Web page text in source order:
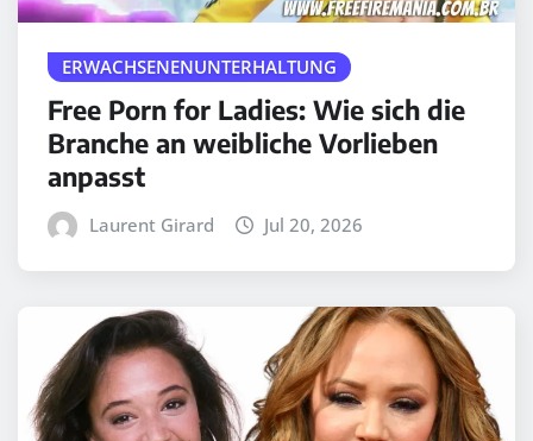
ERWACHSENENUNTERHALTUNG
Free Porn for Ladies: Wie sich die
Branche an weibliche Vorlieben
anpasst
Laurent Girard Jul 20, 2026